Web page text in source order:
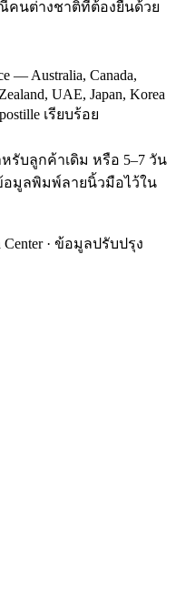
คนต่างชาติที่ต้องยื่นด้วย
— Australia, Canada,
UAE, Japan, Korea
เรียบร้อย
หรับลูกค้าเดิม หรือ 5–7 วัน
มูลพิมพ์ลายนิ้วมือไว้ใน
Center · ข้อมูลปรับปรุง